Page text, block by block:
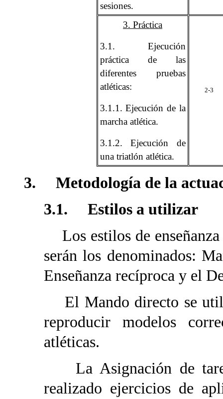
sesiones.
3. Práctica
3.1. Ejecución
práctica de las
diferentes pruebas
atléticas:
3.1.1. Ejecución de la
marcha atlética.
3.1.2. Ejecución de
una triatlón atlética.
2-3
3. Metodología de la
3.1. Estilos a utilizar
Los estilos de
serán los denominados:
Enseñanza recíproca y el
El Mando directo se
reproducir modelos
atléticas.
La Asignación de
realizado ejercicios de